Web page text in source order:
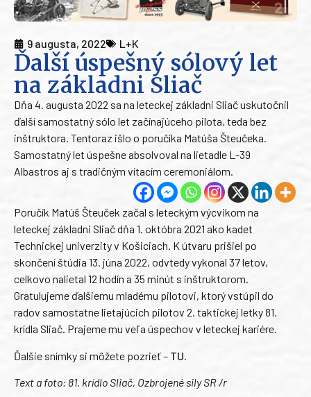
9 augusta, 2022 L+K
Ďalší úspešný sólový let
na základni Sliač
Dňa 4. augusta 2022 sa na leteckej základni Sliač uskutočnil
ďalší samostatný sólo let začínajúceho pilota, teda bez
inštruktora. Tentoraz išlo o poručíka Matúša Šteučeka.
Samostatný let úspešne absolvoval na lietadle L-39
Albastros aj s tradičným vítacím ceremoniálom.
Poručík Matúš Šteuček začal s leteckým výcvikom na
leteckej základni Sliač dňa 1. októbra 2021 ako kadet
Technickej univerzity v Košiciach. K útvaru prišiel po
skončení štúdia 13. júna 2022, odvtedy vykonal 37 letov,
celkovo nalietal 12 hodín a 35 minút s inštruktorom.
Gratulujeme ďalšiemu mladému pilotovi, ktorý vstúpil do
radov samostatne lietajúcich pilotov 2. taktickej letky 81.
krídla Sliač. Prajeme mu veľa úspechov v leteckej kariére.
Ďalšie snímky si môžete pozrieť – TU
Text a foto: 81. krídlo Sliač, Ozbrojené sily SR /r